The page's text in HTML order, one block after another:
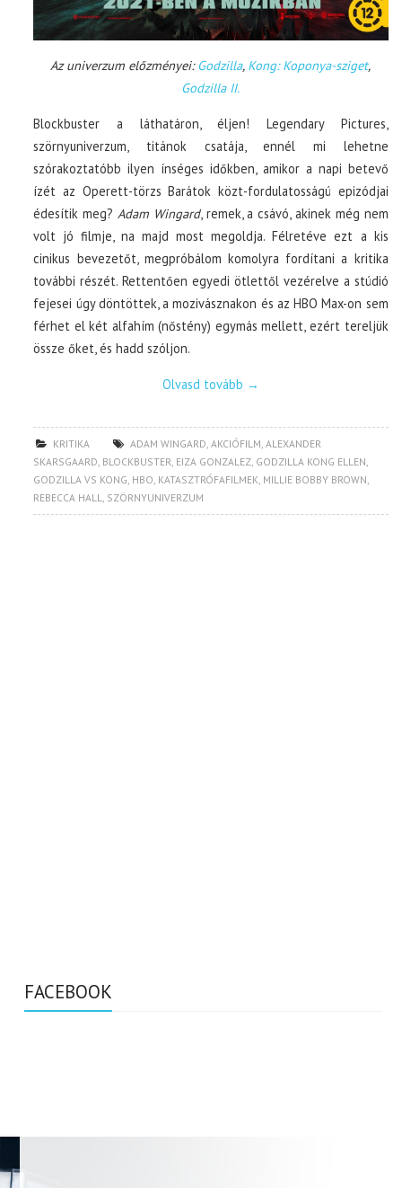
Az univerzum előzményei:Godzilla, Kong: Koponya-sziget,
Godzilla II.
Blockbuster a láthatáron, éljen! Legendary Pictures,
szörnyuniverzum, titánok csatája, ennél mi lehetne
szórakoztatóbb ilyen ínséges időkben, amikor a napi betevő
ízét az Operett-törzs Barátok közt-fordulatosságú epizódjai
édesítik meg? Adam Wingard, remek, a csávó, akinek még nem
volt jó filmje, na majd most megoldja. Félretéve ezt a kis
cinikus bevezetőt, megpróbálom komolyra fordítani a kritika
további részét. Rettentően egyedi ötlettől vezérelve a stúdió
fejesei úgy döntöttek, a mozivásznakon és az HBO Max-on sem
férhet el két alfahím (nőstény) egymás mellett, ezért tereljük
össze őket, és hadd szóljon.
Olvasd tovább →
KRITIKA ADAM WINGARD ,AKCIÓFILM ,ALEXANDER
SKARSGAARD BLOCKBUSTER EIZA GONZALEZ GODZILLA KONG ELLEN
GODZILLA VS KONG HBO KATASZTRÓFAFILMEK MILLIE BOBBY BROWN
REBECCA HALL
SZÖRNYUNIVERZUM
FACEBOOK